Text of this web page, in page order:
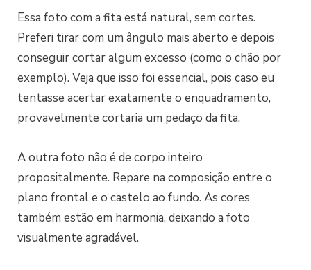
Essa foto com a fita está natural, sem cortes.
Preferi tirar com um ângulo mais aberto e depois
conseguir cortar algum excesso (como o chão por
exemplo). Veja que isso foi essencial, pois caso eu
tentasse acertar exatamente o enquadramento,
provavelmente cortaria um pedaço da fita.
A outra foto não é de corpo inteiro
propositalmente. Repare na composição entre o
plano frontal e o castelo ao fundo. As cores
também estão em harmonia, deixando a foto
visualmente agradável.